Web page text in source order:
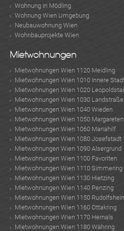
Wohnung in Mödling
Wohnung Wien Umgebung
Neubauwohnung Wien
Wohnbauprojekte Wien
Mietwohnungen
Mietwohnungen Wien 1120 Meidling
Mietwohnungen Wien 1010 Innere
Mietwohnungen Wien 1020
Mietwohnungen Wien 1030 Landstraße
Mietwohnungen Wien 1040 Wieden
Mietwohnungen Wien 1050 Margareten
Mietwohnungen Wien 1060 Mariahilf
Mietwohnungen Wien 1080 Josefstadt
Mietwohnungen Wien 1090 Alsergrund
Mietwohnungen Wien 1100 Favoriten
Mietwohnungen Wien 1110 Simmering
Mietwohnungen Wien 1130 Hietzing
Mietwohnungen Wien 1140 Penzing
Mietwohnungen Wien 1150
Mietwohnungen Wien 1160 Ottakring
Mietwohnungen Wien 1170 Hernals
Mietwohnungen Wien 1180 Währing